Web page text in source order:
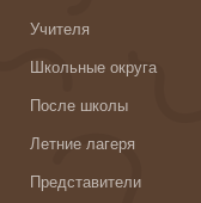
Учителя
Школьные округа
После школы
Летние лагеря
Представители